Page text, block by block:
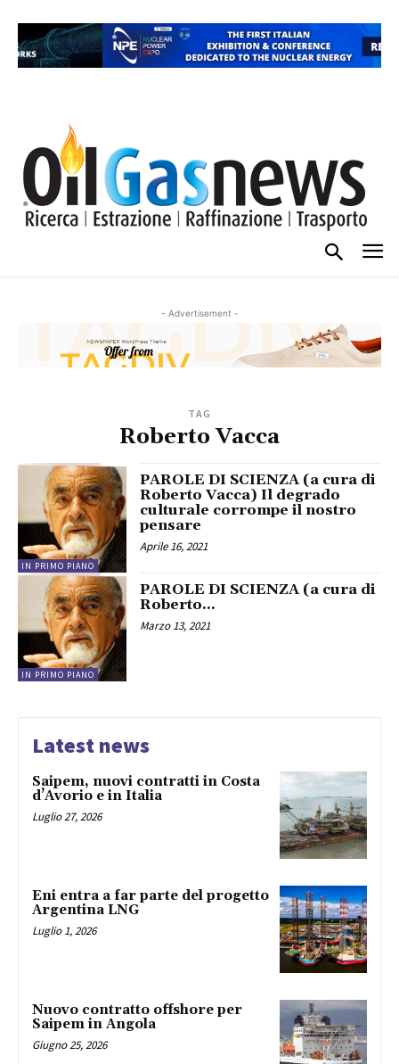
- Advertisement -
TAG
Roberto Vacca
IN PRIMO PIANO
PAROLE DI SCIENZA (a cura di
Roberto Vacca) Il degrado
culturale corrompe il nostro
pensare
Aprile 16, 2021
IN PRIMO PIANO
PAROLE DI SCIENZA (a cura di
Roberto...
Marzo 13, 2021
Latest news
Saipem, nuovi contratti in Costa
d’Avorio e in Italia
Luglio 27, 2026
Eni entra a far parte del progetto
Argentina LNG
Luglio 1, 2026
Nuovo contratto offshore per
Saipem in Angola
Giugno 25, 2026